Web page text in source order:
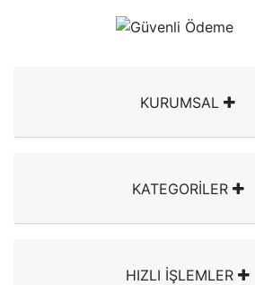
KURUMSAL
KATEGORİLER
HIZLI İŞLEMLER